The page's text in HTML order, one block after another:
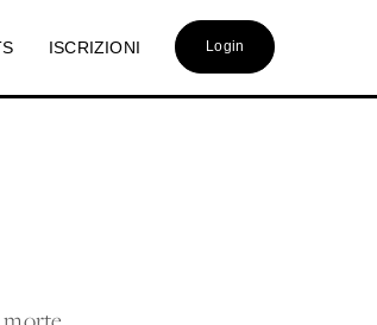
ISCRIZIONI Login